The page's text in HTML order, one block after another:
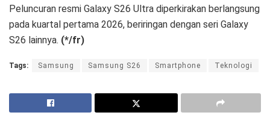
Peluncuran resmi Galaxy S26 Ultra diperkirakan berlangsung
pada kuartal pertama 2026, beriringan dengan seri Galaxy
S26 lainnya. (*/fr)
Tags: Samsung Samsung S26 Smartphone Teknologi